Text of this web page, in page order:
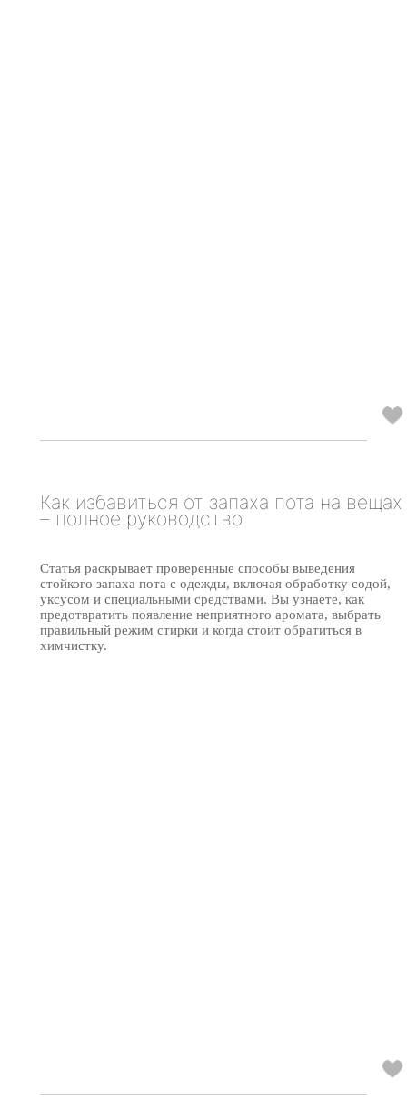
Как избавиться от запаха пота на вещах
– полное руководство
Статья раскрывает проверенные способы выведения
стойкого запаха пота с одежды, включая обработку содой,
уксусом и специальными средствами. Вы узнаете, как
предотвратить появление неприятного аромата, выбрать
правильный режим стирки и когда стоит обратиться в
химчистку.